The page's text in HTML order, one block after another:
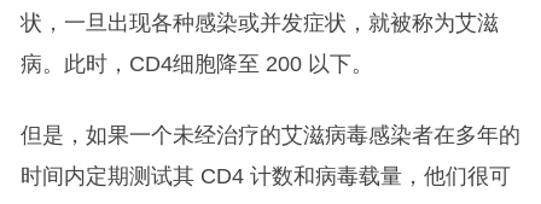
状，一旦出现各种感染或并发症状，就被称为艾滋
病。此时，CD4细胞降至 200 以下。
但是，如果一个未经治疗的艾滋病毒感染者在多年的
时间内定期测试其 CD4 计数和病毒载量，他们很可